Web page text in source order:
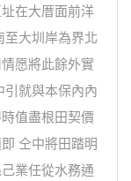
在大厝面前洋
至大圳岸為界北
愿將此餘外實
引就與本保內內
值盡根田契價
仝中將田踏明
業任從水務通